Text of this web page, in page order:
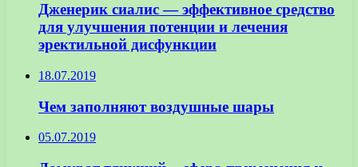
Дженерик сиалис — эффективное средство
для улучшения потенции и лечения
эректильной дисфункции
18.07.2019
Чем заполняют воздушные шары
05.07.2019